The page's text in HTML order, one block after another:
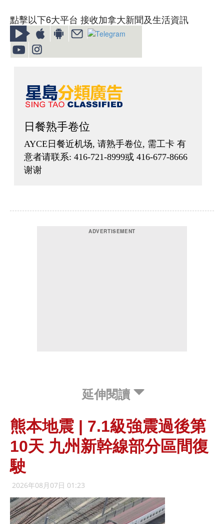
點擊以下6大平台 接收加拿大新聞及生活資訊
延伸閱讀
熊本地震 | 7.1級強震過後第
10天 九州新幹線部分區間復
駛
2026年08月07日 01:23